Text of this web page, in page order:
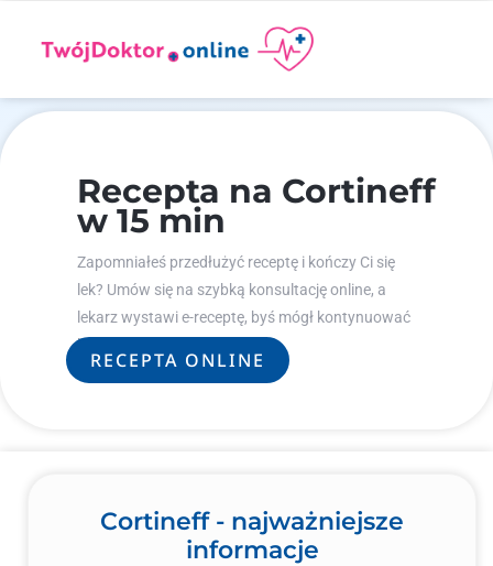
Recepta na Cortineff
w 15 min
Zapomniałeś przedłużyć receptę i kończy Ci się
lek? Umów się na szybką konsultację online, a
lekarz wystawi e-receptę, byś mógł kontynuować
leczenie.
RECEPTA ONLINE
Cortineff - najważniejsze
informacje